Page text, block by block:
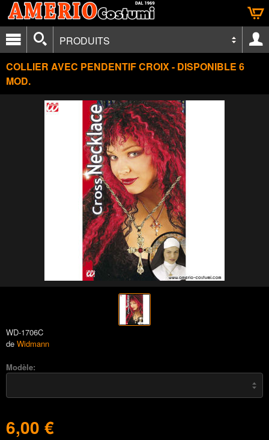
PRODUITS
COLLIER AVEC PENDENTIF CROIX - DISPONIBLE 6
MOD.
WD-1706C
de Widmann
Modèle:
6,00 €